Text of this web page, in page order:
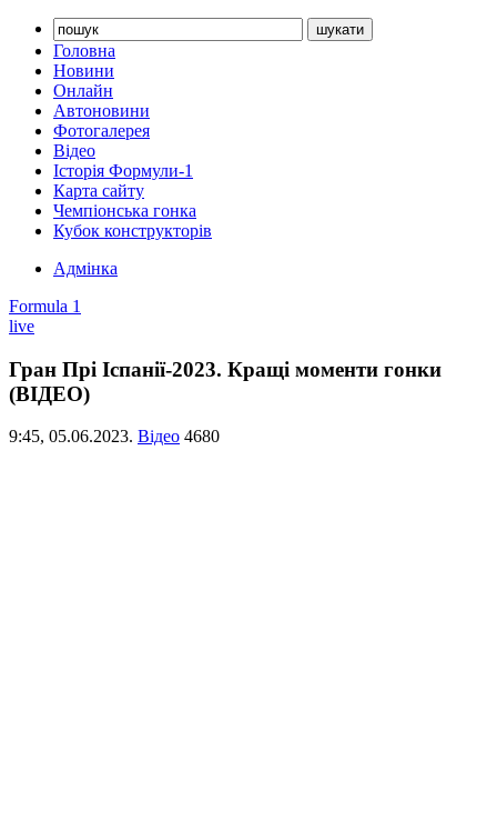
Головна
Новини
Онлайн
Автоновини
Фотогалерея
Відео
Історія Формули-1
Карта сайту
Чемпіонська гонка
Кубок конструкторів
Адмінка
Formula 1
live
Гран Прі Іспанії-2023. Кращі моменти гонки
(ВІДЕО)
9:45, 05.06.2023. Відео 4680